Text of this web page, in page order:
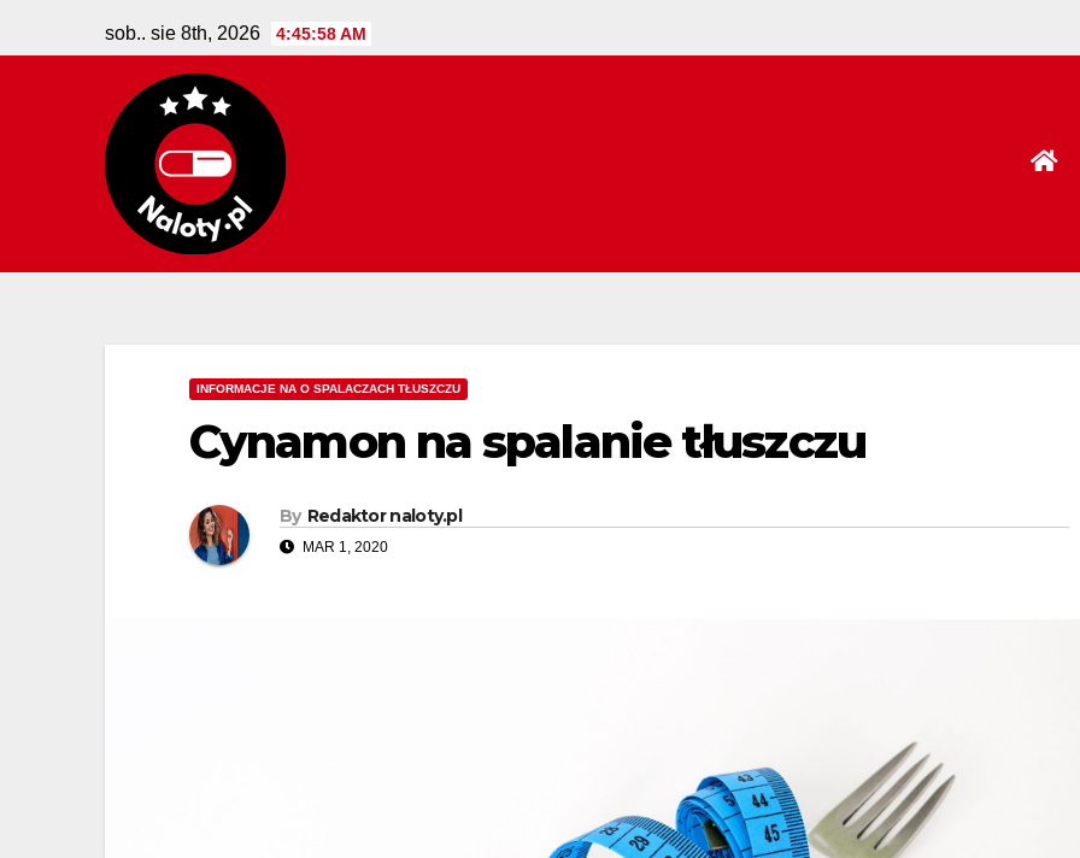
to
sob.. sie 8th, 2026 4:45:59 AM
INFORMACJE NA O SPALACZACH TŁUSZCZU
Cynamon na spalanie tłuszczu
By Redaktor naloty.pl
MAR 1, 2020